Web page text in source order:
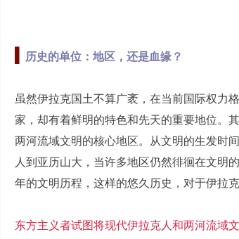
历史的单位：地区，还是血缘？
虽然伊拉克国土不算广袤，在当前国际权力
家，却有着鲜明的特色和先天的重要地位。
两河流域文明的核心地区。从文明的生发时
人到亚历山大，当许多地区仍然徘徊在文明
年的文明历程，这样的悠久历史，对于伊拉
东方主义者试图将现代伊拉克人和两河流域